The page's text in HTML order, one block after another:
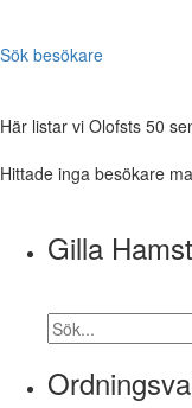
Sök besökare
Här listar vi Olofsts 50
Hittade inga besökare
Gilla